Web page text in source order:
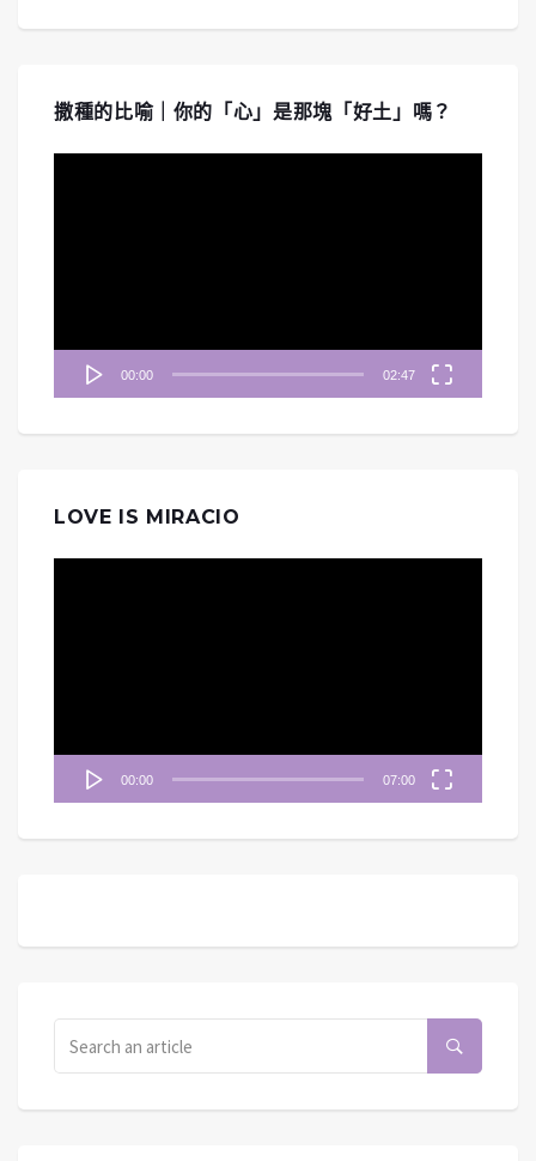
撒種的比喻｜你的「心」是那塊「好土」嗎？
00:00 02:47
LOVE IS MIRACIO
00:00 07:00